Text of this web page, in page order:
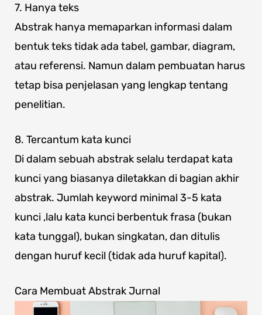
7. Hanya teks
Abstrak hanya memaparkan informasi dalam
bentuk teks tidak ada tabel, gambar, diagram,
atau referensi. Namun dalam pembuatan harus
tetap bisa penjelasan yang lengkap tentang
penelitian.
8. Tercantum kata kunci
Di dalam sebuah abstrak selalu terdapat kata
kunci yang biasanya diletakkan di bagian akhir
abstrak. Jumlah keyword minimal 3-5 kata
kunci ,lalu kata kunci berbentuk frasa (bukan
kata tunggal), bukan singkatan, dan ditulis
dengan huruf kecil (tidak ada huruf kapital).
Cara Membuat Abstrak Jurnal